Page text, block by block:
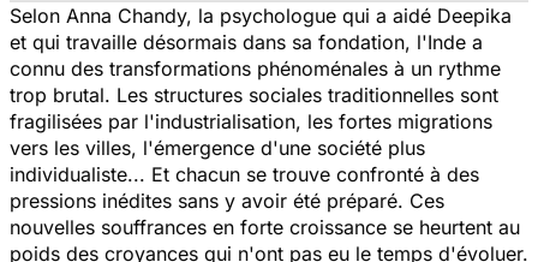
Selon Anna Chandy, la psychologue qui a aidé Deepika
et qui travaille désormais dans sa fondation, l'Inde a
connu des transformations phénoménales à un rythme
trop brutal. Les structures sociales traditionnelles sont
fragilisées par l'industrialisation, les fortes migrations
vers les villes, l'émergence d'une société plus
individualiste... Et chacun se trouve confronté à des
pressions inédites sans y avoir été préparé. Ces
nouvelles souffrances en forte croissance se heurtent au
poids des croyances qui n'ont pas eu le temps d'évoluer.